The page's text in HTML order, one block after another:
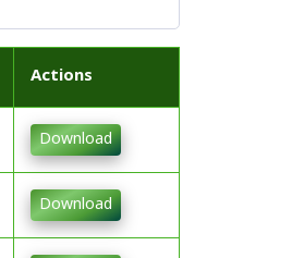
Actions
Download
Download